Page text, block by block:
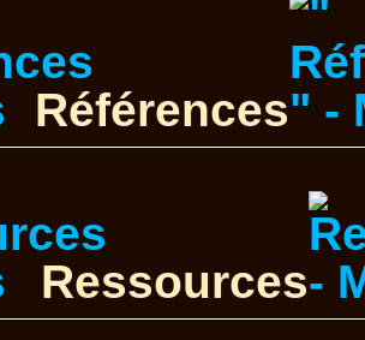
Références
Ressources